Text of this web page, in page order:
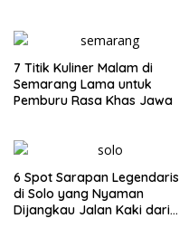
7 Titik Kuliner Malam di
Semarang Lama untuk
Pemburu Rasa Khas Jawa
6 Spot Sarapan Legendaris
di Solo yang Nyaman
Dijangkau Jalan Kaki dari